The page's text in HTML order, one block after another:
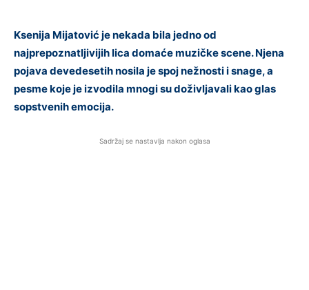
Ksenija Mijatović je nekada bila jedno od
najprepoznatljivijih lica domaće muzičke scene. Njena
pojava devedesetih nosila je spoj nežnosti i snage, a
pesme koje je izvodila mnogi su doživljavali kao glas
sopstvenih emocija.
Sadržaj se nastavlja nakon oglasa